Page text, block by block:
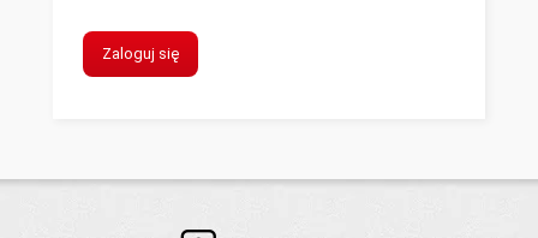
Zaloguj się